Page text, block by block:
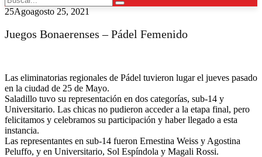
25Agoagosto 25, 2021
Juegos Bonaerenses – Pádel Femenido
Las eliminatorias regionales de Pádel tuvieron lugar el jueves pasado
en la ciudad de 25 de Mayo.
Saladillo tuvo su representación en dos categorías, sub-14 y
Universitario. Las chicas no pudieron acceder a la etapa final, pero
felicitamos y celebramos su participación y haber llegado a esta
instancia.
Las representantes en sub-14 fueron Ernestina Weiss y Agostina
Peluffo, y en Universitario, Sol Espíndola y Magali Rossi.